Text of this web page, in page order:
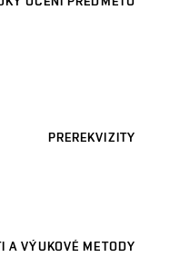
PREREKVIZITY
A VÝUKOVÉ METODY